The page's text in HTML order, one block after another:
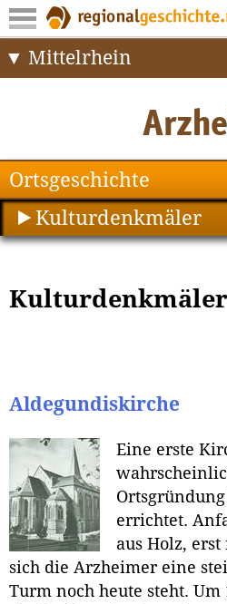
Mittelrhein
Ortsgeschichte
Kulturdenkmäler
Aldegundiskirche
Eine erste
errichtet.
aus Holz, erst
sich die Arzheimer eine
Turm noch heute steht. Um